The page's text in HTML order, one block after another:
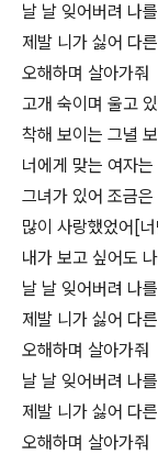
날 날 잊어버려 나
제발 니가 싫어 다
오해하며 살아가줘
고개 숙이며 울고
착해 보이는 그녈
너에게 맞는 여자
그녀가 있어 조금
많이 사랑했었어[
내가 보고 싶어도
날 날 잊어버려 나
제발 니가 싫어 다
오해하며 살아가줘
날 날 잊어버려 나
제발 니가 싫어 다
오해하며 살아가줘